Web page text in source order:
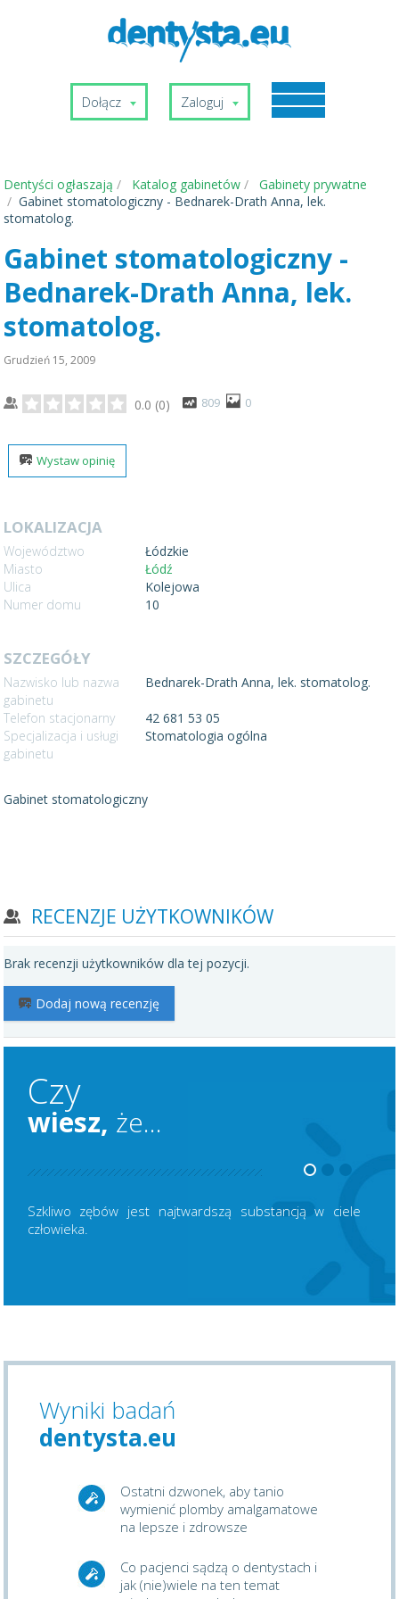
Dołącz Zaloguj
Dentyści ogłaszają Katalog gabinetów
Gabinety prywatne
Gabinet stomatologiczny - Bednarek-Drath Anna, lek.
stomatolog.
Gabinet stomatologiczny -
Bednarek-Drath Anna, lek.
stomatolog.
Grudzień 15, 2009
0.0 (0) 809 0
Wystaw opinię
LOKALIZACJA
Województwo
Łódzkie
Miasto
Łódź
Ulica
Kolejowa
Numer domu
10
SZCZEGÓŁY
Nazwisko lub nazwa
gabinetu
Bednarek-Drath Anna, lek. stomatolog.
Telefon stacjonarny
42 681 53 05
Specjalizacja i usługi
gabinetu
Stomatologia ogólna
Gabinet stomatologiczny
RECENZJE UŻYTKOWNIKÓW
Brak recenzji użytkowników dla tej pozycji.
Dodaj nową recenzję
Czy
wiesz, że...
Szkliwo zębów jest najtwardszą substancją w ciele
człowieka.
Wyniki badań
dentysta.eu
Ostatni dzwonek, aby tanio
wymienić plomby amalgamatowe
na lepsze i zdrowsze
Co pacjenci sądzą o dentystach i
jak (nie)wiele na ten temat